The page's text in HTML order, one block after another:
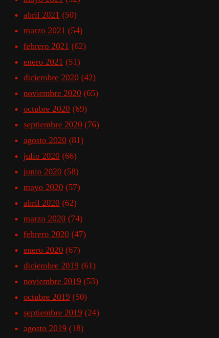
abril 2021 (50)
marzo 2021 (54)
febrero 2021 (62)
enero 2021 (51)
diciembre 2020 (42)
noviembre 2020 (65)
octubre 2020 (69)
septiembre 2020 (76)
agosto 2020 (81)
julio 2020 (66)
junio 2020 (58)
mayo 2020 (57)
abril 2020 (62)
marzo 2020 (74)
febrero 2020 (47)
enero 2020 (67)
diciembre 2019 (61)
noviembre 2019 (53)
octubre 2019 (50)
septiembre 2019 (24)
agosto 2019 (18)